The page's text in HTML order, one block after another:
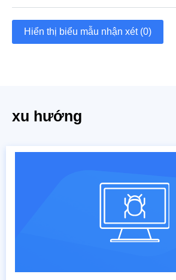
Hiển thị biểu mẫu nhận xét (0)
xu hướng